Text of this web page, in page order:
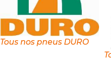
Tous nos pneus DURO